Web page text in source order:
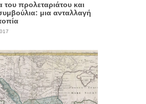
του προλεταριάτου και
μια ανταλλαγή